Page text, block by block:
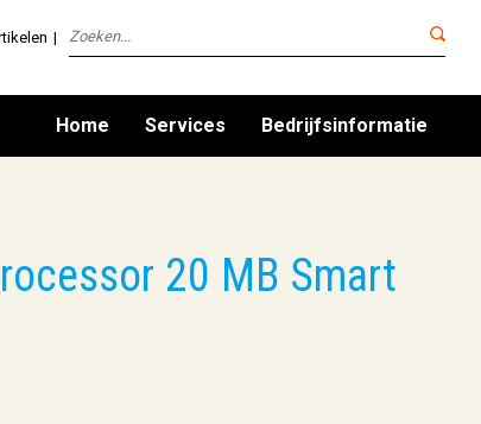
Home Services Bedrijfsinformatie
20 MB Smart